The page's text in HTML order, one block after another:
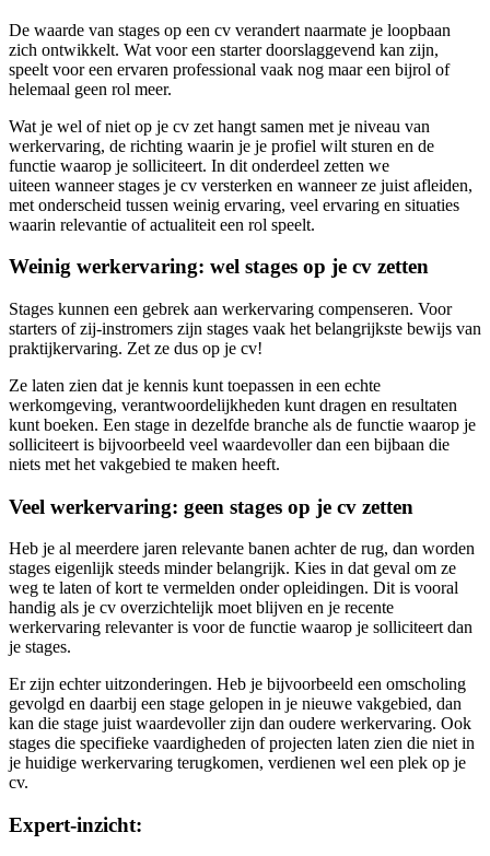
De waarde van stages op een cv verandert naarmate je loopbaan
zich ontwikkelt. Wat voor een starter doorslaggevend kan zijn,
speelt voor een ervaren professional vaak nog maar een bijrol of
helemaal geen rol meer.
Wat je wel of niet op je cv zet hangt samen met je niveau van
werkervaring, de richting waarin je je profiel wilt sturen en de
functie waarop je solliciteert. In dit onderdeel zetten we
uiteen wanneer stages je cv versterken en wanneer ze juist afleiden,
met onderscheid tussen weinig ervaring, veel ervaring en situaties
waarin relevantie of actualiteit een rol speelt.
Weinig werkervaring: wel stages op je cv zetten
Stages kunnen een gebrek aan werkervaring compenseren. Voor
starters of zij-instromers zijn stages vaak het belangrijkste bewijs van
praktijkervaring. Zet ze dus op je cv!
Ze laten zien dat je kennis kunt toepassen in een echte
werkomgeving, verantwoordelijkheden kunt dragen en resultaten
kunt boeken. Een stage in dezelfde branche als de functie waarop je
solliciteert is bijvoorbeeld veel waardevoller dan een bijbaan die
niets met het vakgebied te maken heeft.
Veel werkervaring: geen stages op je cv zetten
Heb je al meerdere jaren relevante banen achter de rug, dan worden
stages eigenlijk steeds minder belangrijk. Kies in dat geval om ze
weg te laten of kort te vermelden onder opleidingen. Dit is vooral
handig als je cv overzichtelijk moet blijven en je recente
werkervaring relevanter is voor de functie waarop je solliciteert dan
je stages.
Er zijn echter uitzonderingen. Heb je bijvoorbeeld een omscholing
gevolgd en daarbij een stage gelopen in je nieuwe vakgebied, dan
kan die stage juist waardevoller zijn dan oudere werkervaring. Ook
stages die specifieke vaardigheden of projecten laten zien die niet in
je huidige werkervaring terugkomen, verdienen wel een plek op je
cv.
Expert-inzicht: